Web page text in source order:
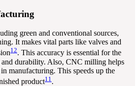
green and conventional sources,
It makes vital parts like valves and
12. This accuracy is essential for the
and durability. Also, CNC milling helps
manufacturing. This speeds up the
product11 .